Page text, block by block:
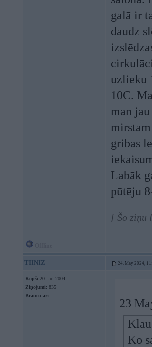
galā ir
daudz
uzlieku
10C.
man
gribas
Labāk
pūtēju
[ Šo ziņu
TIINIZ 24. May 2024,
Kopš: 20. Jul 2004
Ziņojumi: 835
Braucu ar:
23
Ko